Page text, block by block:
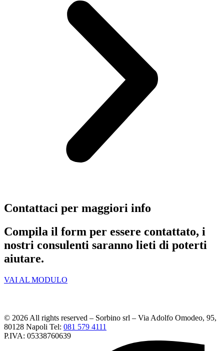
Contattaci per maggiori info
Compila il form per essere contattato, i
nostri consulenti saranno lieti di poterti
aiutare.
VAI AL MODULO
© 2026 All rights reserved – Sorbino srl – Via Adolfo Omodeo, 95,
80128 Napoli Tel: 081 579 4111
P.IVA: 05338760639